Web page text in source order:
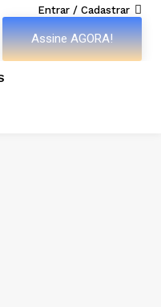
Entrar / Cadastrar
Assine AGORA!